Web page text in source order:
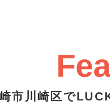
市川崎区で